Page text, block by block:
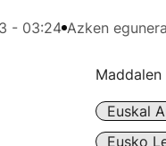
- 03:24 Azken
Euskal
Eusko